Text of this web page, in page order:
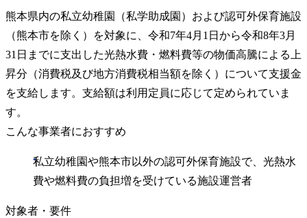
熊本県内の私立幼稚園（私学助成園）および認可外保育施設
（熊本市を除く）を対象に、令和7年4月1日から令和8年3月
31日までに支出した光熱水費・燃料費等の物価高騰による上
昇分（消費税及び地方消費税相当額を除く）について支援金
を支給します。支給額は利用定員に応じて定められていま
す。
こんな事業者におすすめ
私立幼稚園や熊本市以外の認可外保育施設で、光熱水
費や燃料費の負担増を受けている施設運営者
対象者・要件